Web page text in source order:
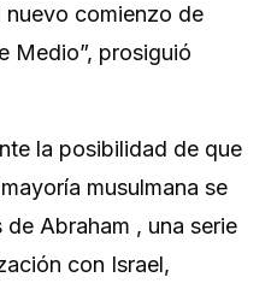
nuevo comienzo de
Medio”, prosiguió
la posibilidad de que
musulmana se
Abraham , una serie
con Israel,